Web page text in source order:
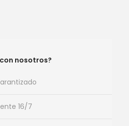
nosotros?
16/7